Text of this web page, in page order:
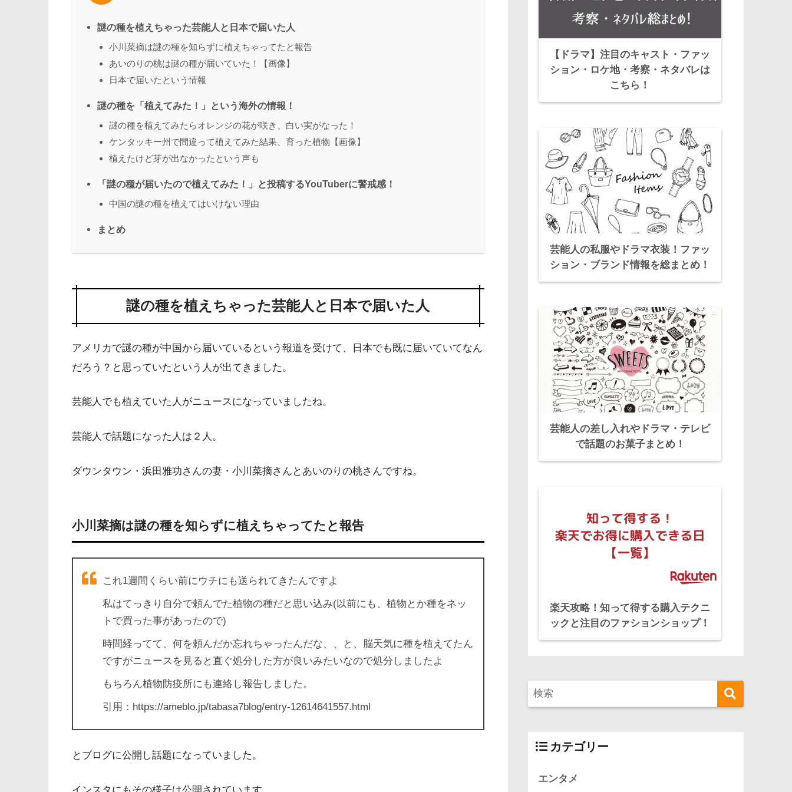
謎の種を植えちゃった芸能人と日本で届いた人
小川菜摘は謎の種を知らずに植えちゃってたと報告
あいのりの桃は謎の種が届いていた！【画像】
日本で届いたという情報
謎の種を「植えてみた！」という海外の情報！
謎の種を植えてみたらオレンジの花が咲き、白い実がなった！
ケンタッキー州で間違って植えてみた結果、育った植物【画像】
植えたけど芽が出なかったという声も
「謎の種が届いたので植えてみた！」と投稿するYouTuberに警戒感！
中国の謎の種を植えてはいけない理由
まとめ
謎の種を植えちゃった芸能人と日本で届いた人
アメリカで謎の種が中国から届いているという報道を受けて、日本でも既に届いていてなん
だろう？と思っていたという人が出てきました。
芸能人でも植えていた人がニュースになっていましたね。
芸能人で話題になった人は２人。
ダウンタウン・浜田雅功さんの妻・小川菜摘さんとあいのりの桃さんですね。
小川菜摘は謎の種を知らずに植えちゃってたと報告
これ1週間くらい前にウチにも送られてきたんですよ
私はてっきり自分で頼んでた植物の種だと思い込み(以前にも、植物とか種をネッ
トで買った事があったので)
時間経ってて、何を頼んだか忘れちゃったんだな、、と、脳天気に種を植えてたん
ですがニュースを見ると直ぐ処分した方が良いみたいなので処分しましたよ
もちろん植物防疫所にも連絡し報告しました。
引用：https://ameblo.jp/tabasa7blog/entry-12614641557.html
とブログに公開し話題になっていました。
インスタにもその様子は公開されています。
【ドラマ】注目のキャスト・ファッ
ション・ロケ地・考察・ネタバレは
こちら！
芸能人の私服やドラマ衣装！ファッ
ション・ブランド情報を総まとめ！
芸能人の差し入れやドラマ・テレビ
で話題のお菓子まとめ！
楽天攻略！知って得する購入テクニ
ックと注目のファションショップ！
カテゴリー
エンタメ